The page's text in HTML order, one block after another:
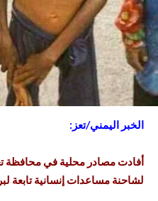
الخبر اليمني/تعز:
أفادت مصادر محلية في محافظة
لشاحنة مساعدات إنسانية تابعة